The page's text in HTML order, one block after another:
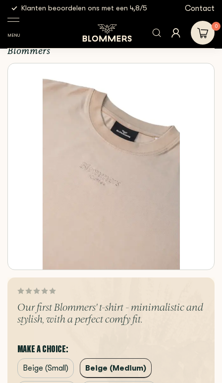
Klanten beoordelen ons met een 4,8/5 Gratis
Contact
MENU
0
Blommers - Shirt | Beige
Blommers - Shirt | Beige
Blommers
Our first Blommers' t-shirt - minimalistic and
stylish, with a perfect comfy fit.
MAKE A CHOICE:
Beige (Small) Beige (Medium)